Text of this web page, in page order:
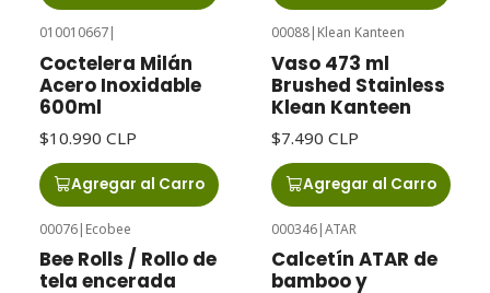
010010667|
Coctelera Milán
Acero Inoxidable
600ml
$10.990 CLP
Agregar al Carro
00088| Klean Kanteen
Vaso 473 ml
Brushed Stainless
Klean Kanteen
$7.490 CLP
Agregar al Carro
00076| Ecobee
Bee Rolls / Rollo de
tela encerada
000346|ATAR
Calcetín ATAR de
bamboo y